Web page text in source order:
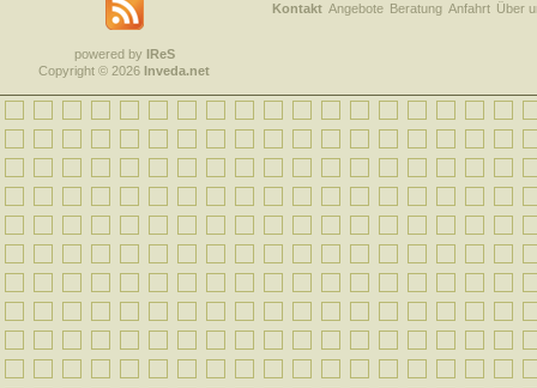
powered by IReS
Copyright © 2026 Inveda.net
Kontakt Angebote Beratung Anfahrt Über